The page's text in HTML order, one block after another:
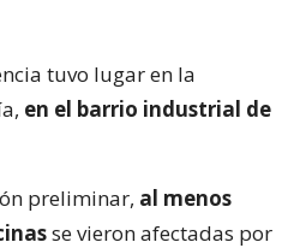
tuvo lugar en la
en el barrio industrial de
preliminar, al menos
se vieron afectadas por